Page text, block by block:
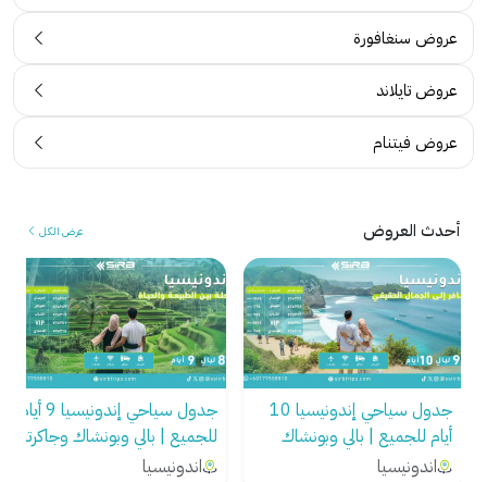
عروض سنغافورة
عروض تايلاند
عروض فيتنام
أحدث العروض عرض الكل
جدول سياحي إندونيسيا 10
أيام للجميع | بالي وبونشاك
وجاكرتا
اندونيسيا
جدول سياحي إندونيسيا 9 أيام
للجميع | بالي وبونشاك وجاكرتا
اندونيسيا
آ
ر
ا
ء
ح
ق
ي
ة
م
ن
ع
م
ل
ا
ئ
ر
ة
م
م
ن
ا
ل
ك
و
ي
ت
ف